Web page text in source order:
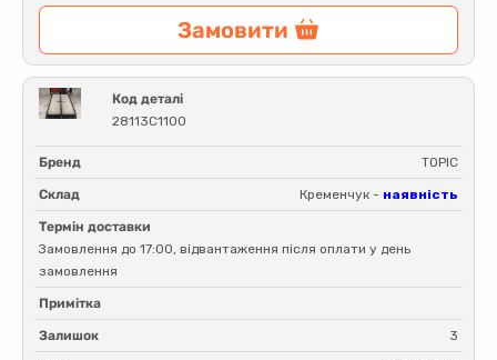
Замовити
Код деталі
28113C1100
Бренд TOPIC
Склад Кременчук - наявність
Термін доставки
Замовлення до 17:00, відвантаження після оплати у день
замовлення
Примітка
Залишок 3